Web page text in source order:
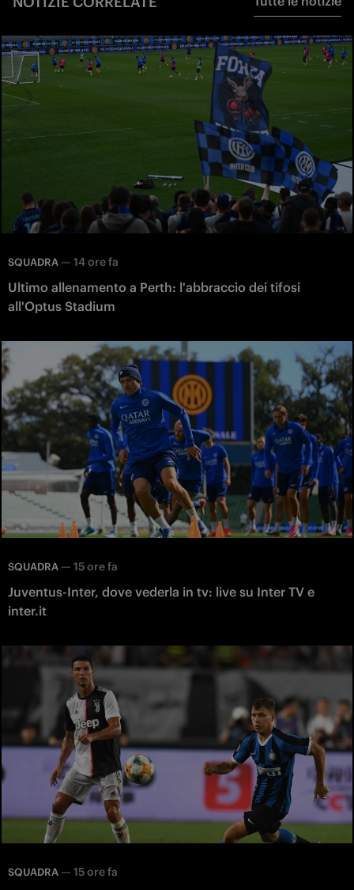
SQUADRA — 14 ore fa
Ultimo allenamento a Perth: l'abbraccio dei tifosi
all'Optus Stadium
SQUADRA — 15 ore fa
Juventus-Inter, dove vederla in tv: live su Inter TV e
inter.it
SQUADRA — 15 ore fa